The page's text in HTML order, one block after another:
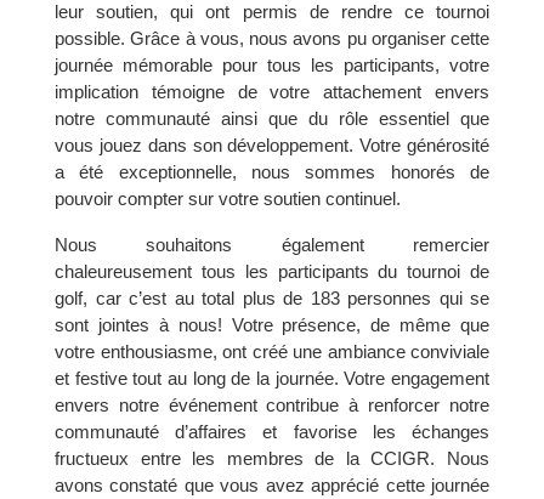
leur soutien, qui ont permis de rendre ce tournoi
possible. Grâce à vous, nous avons pu organiser cette
journée mémorable pour tous les participants, votre
implication témoigne de votre attachement envers
notre communauté ainsi que du rôle essentiel que
vous jouez dans son développement. Votre générosité
a été exceptionnelle, nous sommes honorés de
pouvoir compter sur votre soutien continuel.
Nous souhaitons également remercier
chaleureusement tous les participants du tournoi de
golf, car c’est au total plus de 183 personnes qui se
sont jointes à nous! Votre présence, de même que
votre enthousiasme, ont créé une ambiance conviviale
et festive tout au long de la journée. Votre engagement
envers notre événement contribue à renforcer notre
communauté d’affaires et favorise les échanges
fructueux entre les membres de la CCIGR. Nous
avons constaté que vous avez apprécié cette journée